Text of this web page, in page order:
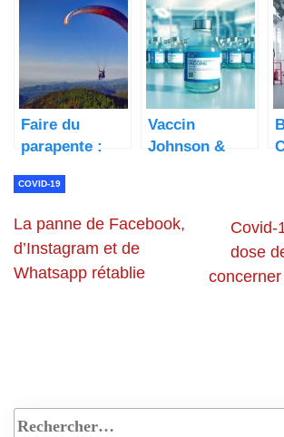
Faire du
parapente :
meilleurs
France
Vaccin
Johnson &
COVID-19
La panne de Facebook,
d’Instagram et de
Whatsapp rétablie
Covid-
dose